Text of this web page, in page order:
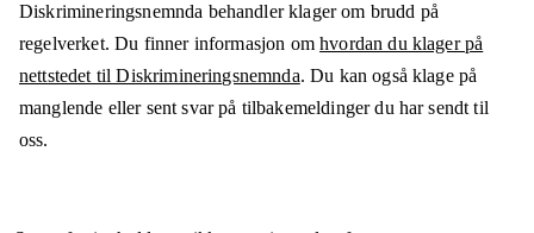
Diskrimineringsnemnda behandler klager om brudd på
regelverket. Du finner informasjon omhvordan du klager på
nettstedet til Diskrimineringsnemnda. Du kan også klage på
manglende eller sent svar på tilbakemeldinger du har sendt til
oss.